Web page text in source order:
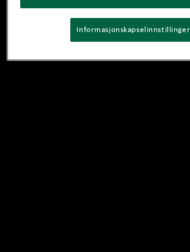
Informasjonskapselinnstillinger